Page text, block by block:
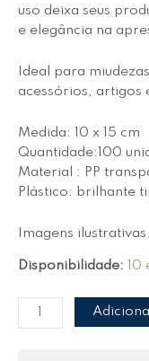
uso deixa seus
e elegância na
Ideal para
acessórios, artigos
Medida: 10 x 15 cm
Quantidade:100
Material : PP
Plástico: brilhante
Imagens ilustrativas.
Disponibilidade: